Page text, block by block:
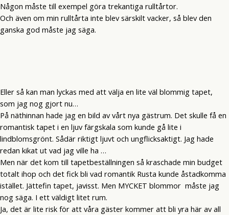
Någon måste till exempel göra trekantiga rulltårtor.
Och även om min rulltårta inte blev särskilt vacker, så blev den
ganska god måste jag säga.
Eller så kan man lyckas med att välja en lite väl blommig tapet,
som jag nog gjort nu…
På näthinnan hade jag en bild av vårt nya gästrum. Det skulle få en
romantisk tapet i en ljuv färgskala som kunde gå lite i
lindblomsgrönt. Sådär riktigt ljuvt och ungflicksaktigt. Jag hade
redan kikat ut vad jag ville ha …
Men när det kom till tapetbeställningen så kraschade min budget
totalt ihop och det fick bli vad romantik Rusta kunde åstadkomma
istället. Jättefin tapet, javisst. Men MYCKET blommor måste jag
nog säga. I ett väldigt litet rum.
Ja, det är lite risk för att våra gäster kommer att bli yra här av all